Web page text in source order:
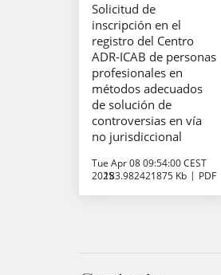
Solicitud de
inscripción en el
registro del Centro
ADR-ICAB de personas
profesionales en
métodos adecuados
de solución de
controversias en vía
no jurisdiccional
Tue Apr 08 09:54:00 CEST
2025183.982421875 Kb PDF